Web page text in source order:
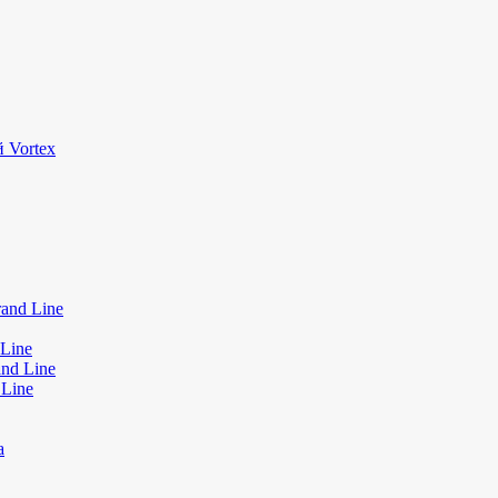
Vortex
Line
Line